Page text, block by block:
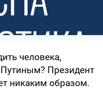
человека,
Президент
никаким образом.